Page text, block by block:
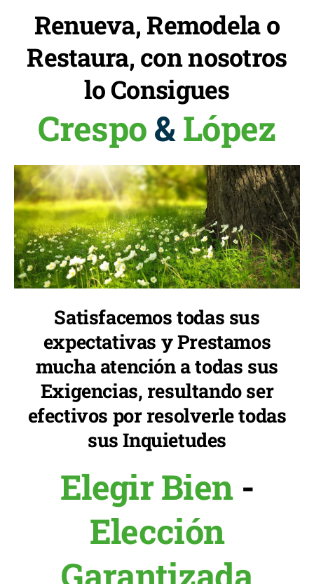
Renueva, Remodela o
Restaura, con nosotros
lo Consigues
Crespo&López
Satisfacemos todas sus
expectativas y Prestamos
mucha atención a todas sus
Exigencias, resultando ser
efectivos por resolverle todas
sus Inquietudes
Elegir Bien -
Elección
Garantizada